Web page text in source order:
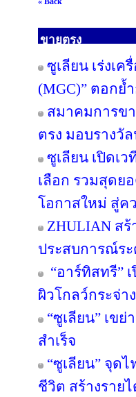
ขายตรง
ซูเลียน เร่งเค
(MGC)” ตอกย้
สมาคมการข
ตรง มอบรางวั
ซูเลียน เปิดเ
เลือก รวมสุดย
โอกาสใหม่ สู่ค
ZHULIAN ส
ประสบการณ์ร
“อาร์ทิสทรี”
ผิวโกลว์กระจ่า
“ซูเลียน” เข
สำเร็จ
“ซูเลียน” จุด
ชีวิต สร้างราย